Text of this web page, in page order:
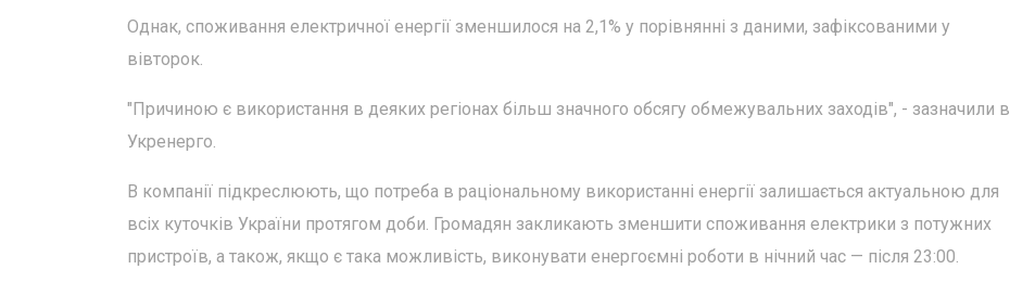
Однак, споживання електричної енергії зменшилося на 2,1% у порівнянні з даними, зафіксованими у
вівторок.
"Причиною є використання в деяких регіонах більш значного обсягу обмежувальних заходів", - зазначили в
Укренерго.
В компанії підкреслюють, що потреба в раціональному використанні енергії залишається актуальною для
всіх куточків України протягом доби. Громадян закликають зменшити споживання електрики з потужних
пристроїв, а також, якщо є така можливість, виконувати енергоємні роботи в нічний час — після 23:00.